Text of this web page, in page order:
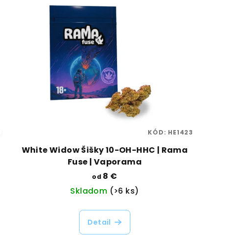
White Widow Šišky 10-OH-HHC | Rama
Fuse | Vaporama
od 8 €
Skladom (>6 ks)
Detail
KÓD: HE1423